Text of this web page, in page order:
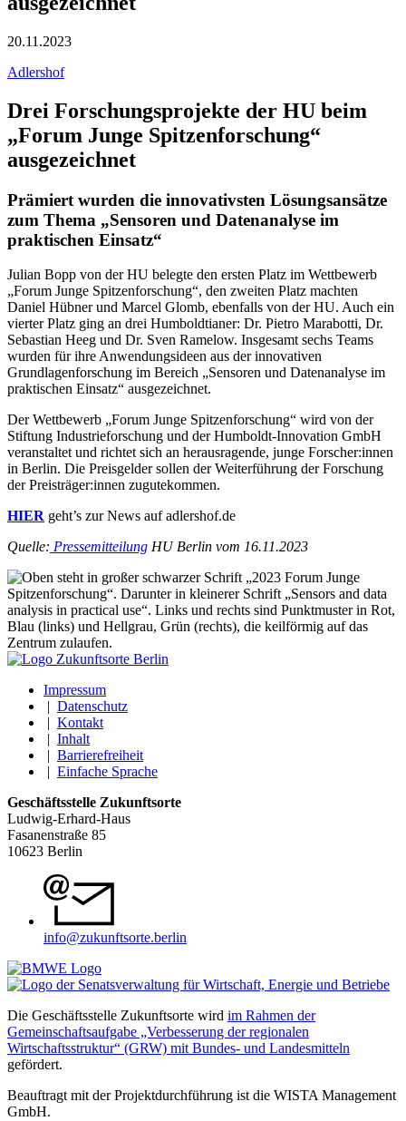
20.11.2023
Adlershof
Drei Forschungsprojekte der HU beim
„Forum Junge Spitzenforschung“
ausgezeichnet
Prämiert wurden die innovativsten Lösungsansätze
zum Thema „Sensoren und Datenanalyse im
praktischen Einsatz“
Julian Bopp von der HU belegte den ersten Platz im Wettbewerb
„Forum Junge Spitzenforschung“, den zweiten Platz machten
Daniel Hübner und Marcel Glomb, ebenfalls von der HU. Auch ein
vierter Platz ging an drei Humboldtianer: Dr. Pietro Marabotti, Dr.
Sebastian Heeg und Dr. Sven Ramelow. Insgesamt sechs Teams
wurden für ihre Anwendungsideen aus der innovativen
Grundlagenforschung im Bereich „Sensoren und Datenanalyse im
praktischen Einsatz“ ausgezeichnet.
Der Wettbewerb „Forum Junge Spitzenforschung“ wird von der
Stiftung Industrieforschung und der Humboldt-Innovation GmbH
veranstaltet und richtet sich an herausragende, junge Forscher:innen
in Berlin. Die Preisgelder sollen der Weiterführung der Forschung
der Preisträger:innen zugutekommen.
HIER geht’s zur News auf adlershof.de
Quelle: Pressemitteilung HU Berlin vom 16.11.2023
Impressum
| Datenschutz
| Kontakt
| Inhalt
| Barrierefreiheit
| Einfache Sprache
Geschäftsstelle Zukunftsorte
Ludwig-Erhard-Haus
Fasanenstraße 85
10623 Berlin
info@zukunftsorte.berlin
Die Geschäftsstelle Zukunftsorte wird im Rahmen der
Gemeinschaftsaufgabe „Verbesserung der regionalen
Wirtschaftsstruktur“ (GRW) mit Bundes- und Landesmitteln
gefördert.
Beauftragt mit der Projektdurchführung ist die WISTA Management
GmbH.